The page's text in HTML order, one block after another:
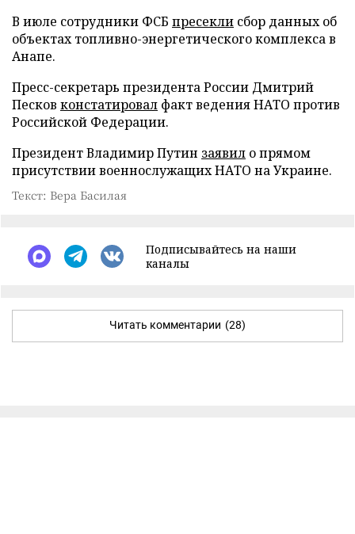
В июле сотрудники ФСБ пресекли сбор данных об
объектах топливно-энергетического комплекса в
Анапе.
Пресс-секретарь президента России Дмитрий
Песков констатировал факт ведения НАТО против
Российской Федерации.
Президент Владимир Путин заявил о прямом
присутствии военнослужащих НАТО на Украине.
Текст: Вера Басилая
Подписывайтесь на наши
каналы
Читать комментарии (28)